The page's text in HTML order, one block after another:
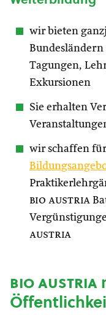
wir bieten
Tagungen,
Exkursionen
Sie erhalten
wir schaffen
bio austria
austria
bio austria